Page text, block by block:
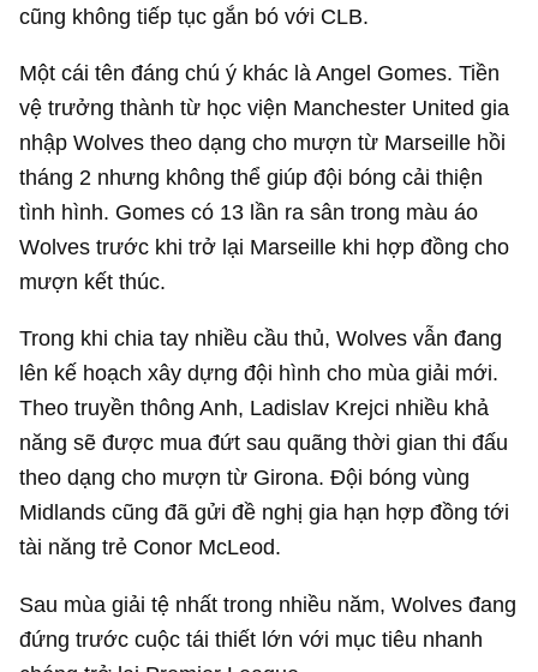
cũng không tiếp tục gắn bó với CLB.
Một cái tên đáng chú ý khác là Angel Gomes. Tiền
vệ trưởng thành từ học viện Manchester United gia
nhập Wolves theo dạng cho mượn từ Marseille hồi
tháng 2 nhưng không thể giúp đội bóng cải thiện
tình hình. Gomes có 13 lần ra sân trong màu áo
Wolves trước khi trở lại Marseille khi hợp đồng cho
mượn kết thúc.
Trong khi chia tay nhiều cầu thủ, Wolves vẫn đang
lên kế hoạch xây dựng đội hình cho mùa giải mới.
Theo truyền thông Anh, Ladislav Krejci nhiều khả
năng sẽ được mua đứt sau quãng thời gian thi đấu
theo dạng cho mượn từ Girona. Đội bóng vùng
Midlands cũng đã gửi đề nghị gia hạn hợp đồng tới
tài năng trẻ Conor McLeod.
Sau mùa giải tệ nhất trong nhiều năm, Wolves đang
đứng trước cuộc tái thiết lớn với mục tiêu nhanh